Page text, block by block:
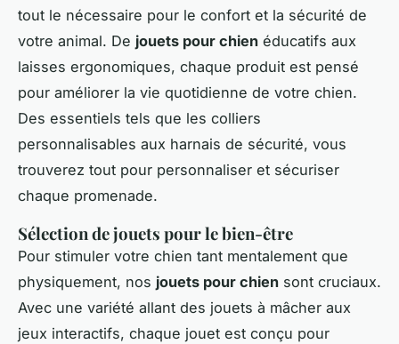
tout le nécessaire pour le confort et la sécurité de
votre animal. De jouets pour chien éducatifs aux
laisses ergonomiques, chaque produit est pensé
pour améliorer la vie quotidienne de votre chien.
Des essentiels tels que les colliers
personnalisables aux harnais de sécurité, vous
trouverez tout pour personnaliser et sécuriser
chaque promenade.
Sélection de jouets pour le bien-être
Pour stimuler votre chien tant mentalement que
physiquement, nos jouets pour chien sont cruciaux.
Avec une variété allant des jouets à mâcher aux
jeux interactifs, chaque jouet est conçu pour